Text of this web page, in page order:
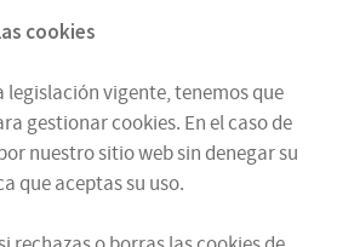
cookies
legislación vigente, tenemos que
gestionar cookies. En el caso de
nuestro sitio web sin denegar su
que aceptas su uso.